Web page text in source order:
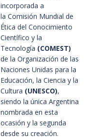
incorporada a
la Comisión Mundial de
Ética del Conocimiento
Científico y la
Tecnología (COMEST)
de la Organización de las
Naciones Unidas para la
Educación, la Ciencia y la
Cultura (UNESCO),
siendo la única Argentina
nombrada en esta
ocasión y la segunda
desde su creación.